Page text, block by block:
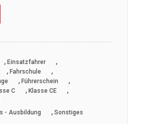
, Einsatzfahrer ,
, Fahrschule ,
, Führerschein ,
C , Klasse CE ,
- Ausbildung , Sonstiges